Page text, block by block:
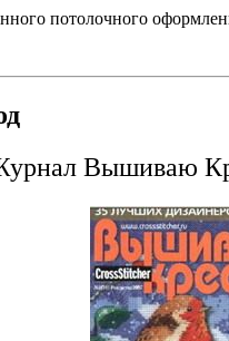
потолочного
Вышиваю